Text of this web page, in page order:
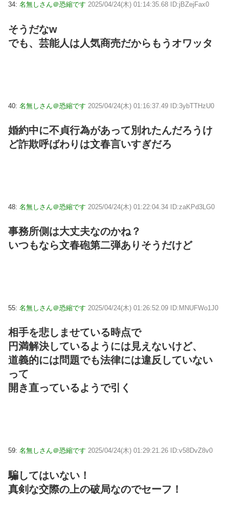
34: 名無しさん＠恐縮です 2025/04/24(木) 01:14:35.68 ID:jBZejFax0
そうだなw
でも、芸能人は人気商売だからもうオワッタ
40: 名無しさん＠恐縮です 2025/04/24(木) 01:16:37.49 ID:3ybTTHzU0
婚約中に不貞行為があって別れたんだろうけ
ど詐欺呼ばわりは文春言いすぎだろ
48: 名無しさん＠恐縮です 2025/04/24(木) 01:22:04.34 ID:zaKPd3LG0
事務所側は大丈夫なのかね？
いつもなら文春砲第二弾ありそうだけど
55: 名無しさん＠恐縮です 2025/04/24(木) 01:26:52.09 ID:MNUFWo1J0
相手を悲しませている時点で
円満解決しているようには見えないけど、
道義的には問題でも法律には違反していない
って
開き直っているようで引く
59: 名無しさん＠恐縮です 2025/04/24(木) 01:29:21.26 ID:v58DvZ8v0
騙してはいない！
真剣な交際の上の破局なのでセーフ！